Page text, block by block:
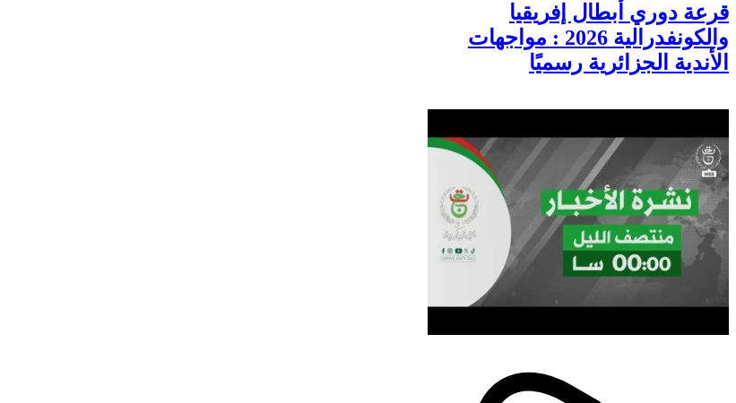
قرعة دوري أبطال إفريقيا
والكونفدرالية 2026 : مواجهات
الأندية الجزائرية رسميًا